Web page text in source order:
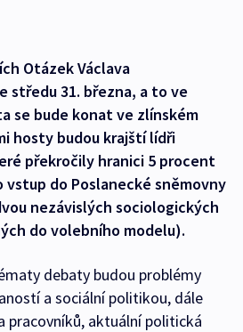
Otázek Václava
středu 31. března, a to ve
se bude konat ve zlínském
hosty budou krajští lídři
překročily hranici 5 procent
do Poslanecké sněmovny
nezávislých sociologických
do volebního modelu).
debaty budou problémy
a sociální politikou, dále
pracovníků, aktuální politická